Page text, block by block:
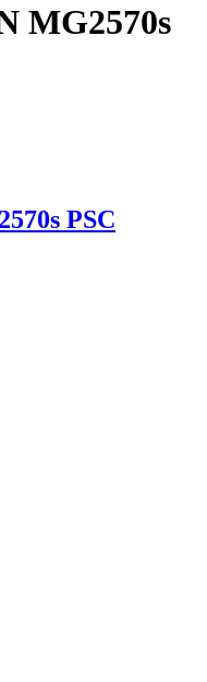
MG2570s
PSC